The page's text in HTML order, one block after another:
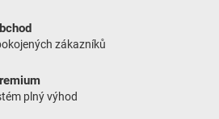
zákazníků
plný výhod